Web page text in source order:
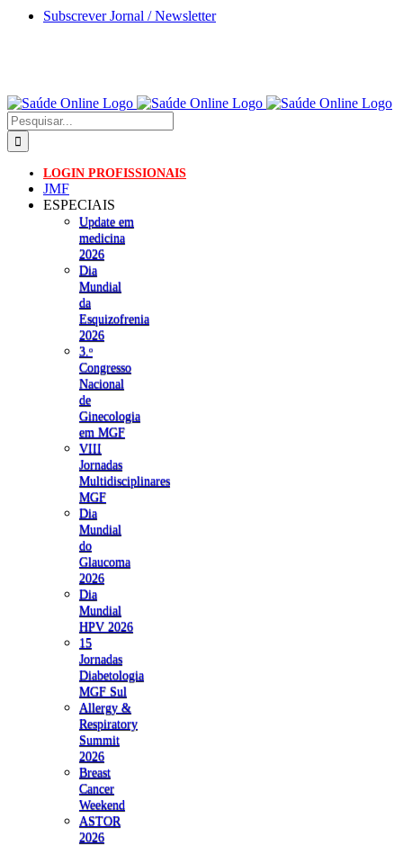
Skip
Subscrever Jornal / Newsletter
Pesquisar
LOGIN PROFISSIONAIS
JMF
ESPECIAIS
Update em
medicina
2026
Dia
Mundial
da
Esquizofrenia
2026
3.ᵒ
Congresso
Nacional
de
Ginecologia
em MGF
VIII
Jornadas
Multidisciplinares
MGF
Dia
Mundial
do
Glaucoma
2026
Dia
Mundial
HPV 2026
15
Jornadas
Diabetologia
MGF Sul
Allergy &
Respiratory
Summit
2026
Breast
Cancer
Weekend
ASTOR
2026